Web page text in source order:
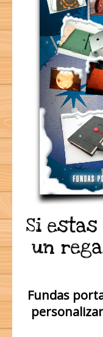
Si
un
Fundas